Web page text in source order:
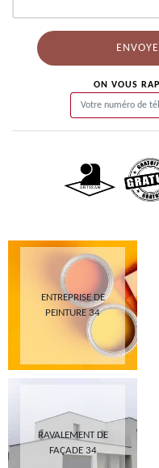
ON VOUS
ENTREPRISE DE
PEINTURE 34
RAVALEMENT DE
FAÇADE 34